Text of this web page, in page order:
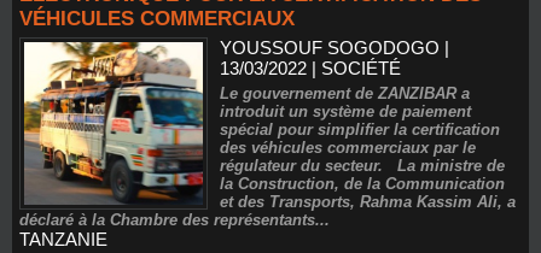
VÉHICULES COMMERCIAUX
YOUSSOUF SOGODOGO |
13/03/2022 | SOCIÉTÉ
Le gouvernement de ZANZIBAR a
introduit un système de paiement
spécial pour simplifier la certification
des véhicules commerciaux par le
régulateur du secteur. La ministre de
la Construction, de la Communication
et des Transports, Rahma Kassim Ali, a
déclaré à la Chambre des représentants...
TANZANIE